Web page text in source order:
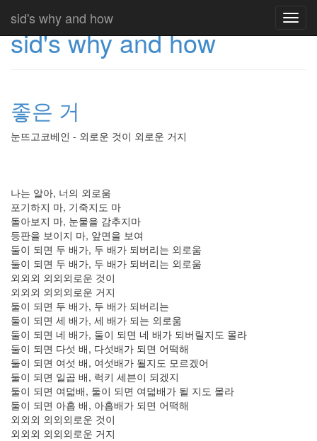
sid's why and how
sid's why and how
좋은 거
눈뜨고코베인 - 외로운 것이 외로운 거지
나는 알아, 너의 외로움
포기하지 마, 기죽지도 마
돌아보지 마, 눈물을 감추지마
등판을 보이지 마, 앞면을 보여
둘이 되면 두 배가, 두 배가 되버리는 외로움
둘이 되면 두 배가, 두 배가 되버리는 외로움
외외외 외외외로운 것이
외외외 외외외로운 거지
둘이 되면 두 배가, 두 배가 되버리는
둘이 되면 세 배가, 세 배가 되는 외로움
둘이 되면 네 배가, 둘이 되면 네 배가 되버릴지도 몰라
둘이 되면 다섯 배, 다섯배가 되면 어떡해
둘이 되면 여섯 배, 여섯배가 될지도 모르겠어
둘이 되면 일곱 배, 럭키 세븐이 되겠지
둘이 되면 여덟배, 둘이 되면 여덟배가 될 지도 몰라
둘이 되면 아홉 배, 아홉배가 되면 어떡해
외외외 외외외로운 것이
외외외 외외외로운 거지